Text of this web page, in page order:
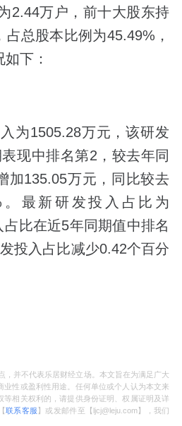
万户，前十大股东持
总股本比例为45.49%，
下：
1505.28万元，该研发
现中排名第2，较去年同
加135.05万元，同比较去
。最新研发投入占比为
比在近5年同期值中排名
投入占比减少0.42个百分
，并不代表乐居财经立场。本文旨在为满足广大
业性或盈利性用途。任何单位或个人认为本文来
相关权利的，请提供身份证明、权属证明及详
联系客服 】或发邮件至【ljcj@leju.com】，我们